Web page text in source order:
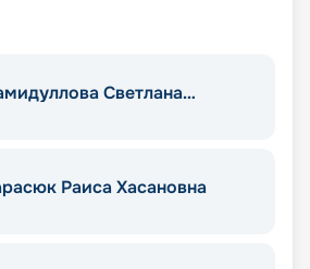
Светлана
Раиса Хасановна